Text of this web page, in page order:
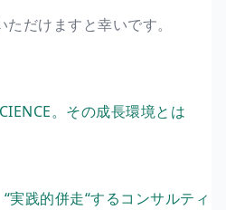
だけますと幸いです。
。その成長環境とは
“実践的併走“するコンサルティ